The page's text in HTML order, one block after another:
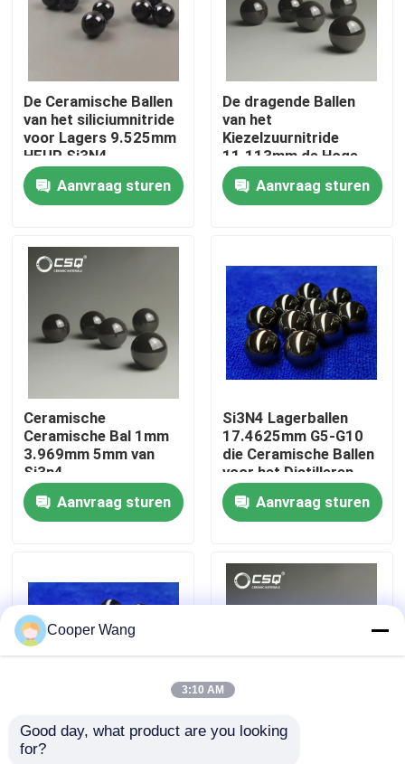
VR toon
Over ons
Fabrieksreis
Kwaliteitscontrole
Neem contact met ons op
Verzoek om een Citaat
Ceramische Kogellagers
608 Ceramische Lagers
De Ceramische Ballen
van het siliciumnitride
voor Lagers 9.525mm
HEUP Si3N4
Aanvraag sturen
De dragende Ballen
van het
Kiezelzuurnitride
11.113mm de Hoge
Precisie Ceramische
Ballen van G5
Aanvraag sturen
Ceramische
Ceramische Bal 1mm
3.969mm 5mm van
Si3n4
Aanvraag sturen
Si3N4 Lagerballen
17.4625mm G5-G10
die Ceramische Ballen
voor het Distilleren
malen
Aanvraag sturen
Hoogprecisie
keramische bal met Ra
D31.75mm de Ballen
Cooper Wang
3:10 AM
Good day, what product are you looking
for?